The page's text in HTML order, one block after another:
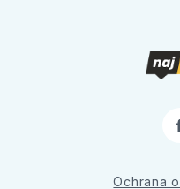
Ochrana